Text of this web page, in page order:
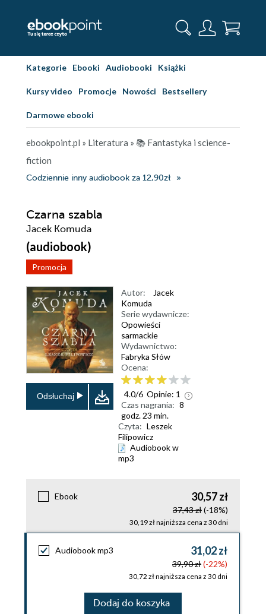
Kategorie Ebooki Audiobooki Książki
Kursy video Promocje Nowości Bestsellery
Darmowe ebooki
ebookpoint.pl » Literatura » 📚 Fantastyka i science-
fiction
Codziennie inny audiobook za 12,90zł
Czarna szabla
Jacek Komuda
(audiobook)
Promocja
Odsłuchaj
Autor:
Jacek
Komuda
Serie wydawnicze:
Opowieści
sarmackie
Wydawnictwo:
Fabryka Słów
Ocena:
4.0/6 Opinie: 1
Czas nagrania: 8
godz. 23 min.
Czyta: Leszek
Filipowicz
Audiobook w
mp3
Ebook 30,57 zł
37,43 zł(-18%)
30,19 zł najniższa cena z 30 dni
Audiobook mp3 31,02 zł
39,90 zł(-22%)
30,72 zł najniższa cena z 30 dni
Dodaj do koszyka